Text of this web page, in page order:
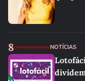
8 NOTÍCIAS